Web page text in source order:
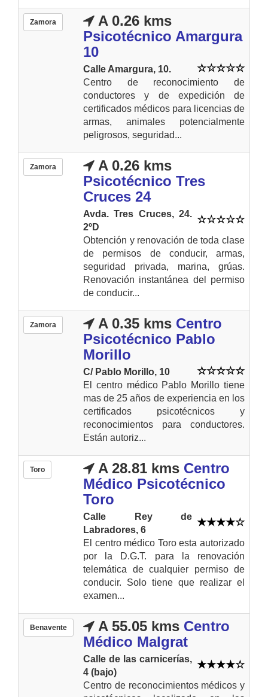
Zamora
A 0.26 kms
Psicotécnico Amargura
10
Calle Amargura, 10.
Centro de reconocimiento de
conductores y de expedición de
certificados médicos para licencias de
armas, animales potencialmente
peligrosos, seguridad...
Zamora
A 0.26 kms
Psicotécnico Tres
Cruces 24
Avda. Tres Cruces, 24.
2ºD
Obtención y renovación de toda clase
de permisos de conducir, armas,
seguridad privada, marina, grúas.
Renovación instantánea del permiso
de conducir...
Zamora A 0.35 kms Centro
Psicotécnico Pablo
Morillo
C/ Pablo Morillo, 10
El centro médico Pablo Morillo tiene
mas de 25 años de experiencia en los
certificados psicotécnicos y
reconocimientos para conductores.
Están autoriz...
Toro A 28.81 kms Centro
Médico Psicotécnico
Toro
Calle Rey de
Labradores, 6
El centro médico Toro esta autorizado
por la D.G.T. para la renovación
telemática de cualquier permiso de
conducir. Solo tiene que realizar el
examen...
Benavente A 55.05 kms Centro
Médico Malgrat
Calle de las carnicerías,
4 (bajo)
Centro de reconocimientos médicos y